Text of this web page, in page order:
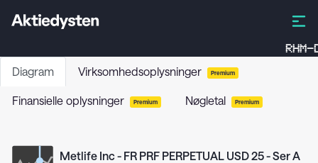
RHM-D
Diagram Virksomhedsoplysninger Premium
Finansielle oplysninger Premium Nøgletal Premium
Metlife Inc - FR PRF PERPETUAL USD 25 - Ser A